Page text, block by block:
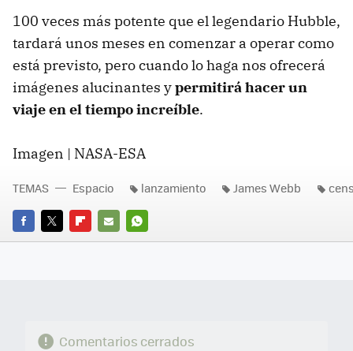
100 veces más potente que el legendario Hubble,
tardará unos meses en comenzar a operar como
está previsto, pero cuando lo haga nos ofrecerá
imágenes alucinantes ypermitirá hacer un
viaje en el tiempo increíble.
Imagen | NASA-ESA
FACEBOOK
TWITTERFLIPBOARD
E-
WHATSAPP
TEMAS Espacio lanzamiento James Webb
Comentarios cerrados